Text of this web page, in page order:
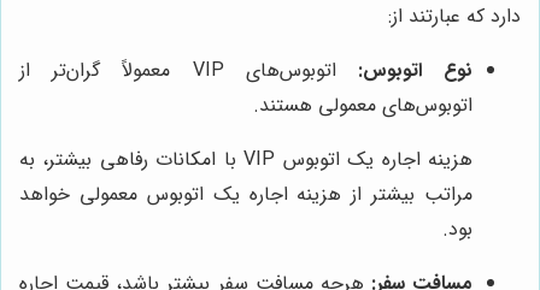
دارد که عبارتند از:
نوع اتوبوس:
اتوبوس‌های VIP معمولاً گران‌تر از
اتوبوس‌های معمولی هستند.
هزینه اجاره یک اتوبوس VIP با امکانات رفاهی بیشتر، به
مراتب بیشتر از هزینه اجاره یک اتوبوس معمولی خواهد
بود.
مسافت سفر: هرچه مسافت سفر بیشتر باشد، قیمت اجاره